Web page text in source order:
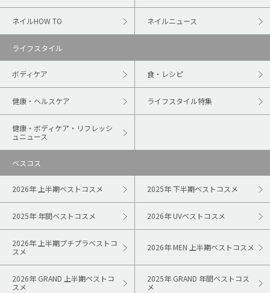
ネイルHOW TO ネイルニュース
ライフスタイル
ボディケア 食・レシピ
健康・ヘルスケア ライフスタイル特集
健康・ボディケア・リフレッシ
ュニュース
ベスコス
2026年 上半期ベストコスメ 2025年 下半期ベストコスメ
2025年 年間ベストコスメ 2026年 UVベストコスメ
2026年 上半期プチプラベストコ
スメ
2026年 MEN 上半期ベストコスメ
2026年 GRAND 上半期ベストコ
スメ
2025年 GRAND 年間ベストコス
メ